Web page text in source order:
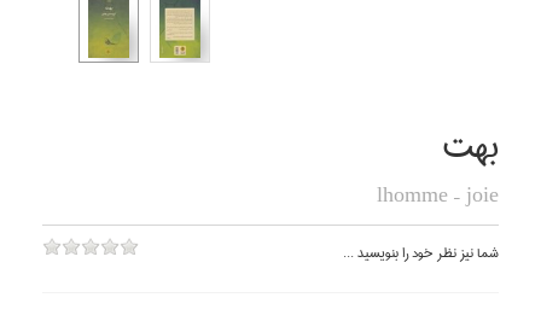
بهت
lhomme - joie
شما نيز نظر خود را بنويسيد ...